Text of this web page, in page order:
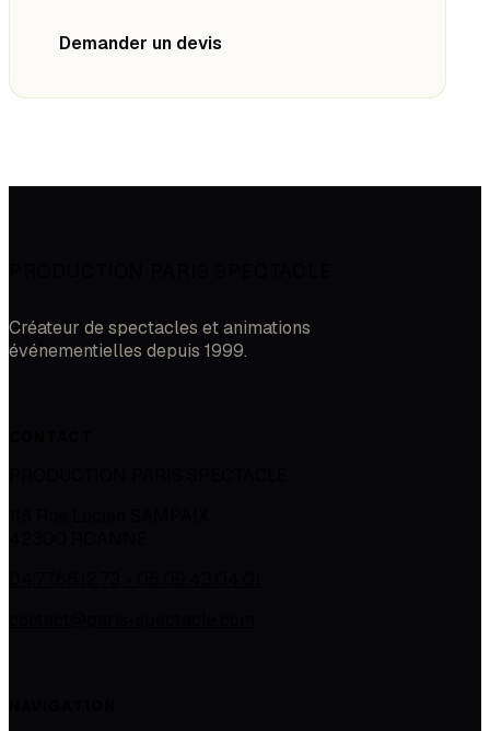
Demander un devis
Créateur de spectacles et animations
événementielles depuis 1999.